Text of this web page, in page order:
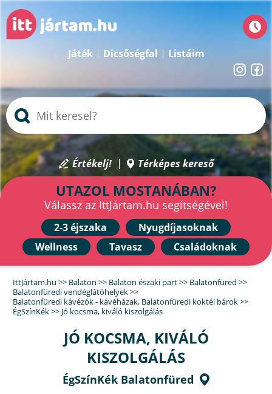
Játék Dicsőségfal Listáim
Értékelj! Térképes kereső
UTAZOL MOSTANÁBAN?
Válassz az IttJártam.hu segítségével!
2-3 éjszaka
Nyugdíjasoknak
Wellness
Tavasz Családoknak
IttJártam.hu >> Balaton >> Balaton északi part>> Balatonfüred >>
Balatonfüredi vendéglátóhelyek>>
Balatonfüredi kávézók - kávéházak, Balatonfüredi koktél bárok>>
ÉgSzínKék>> Jó kocsma, kiváló kiszolgálás
JÓ KOCSMA, KIVÁLÓ
KISZOLGÁLÁS
ÉgSzínKék Balatonfüred